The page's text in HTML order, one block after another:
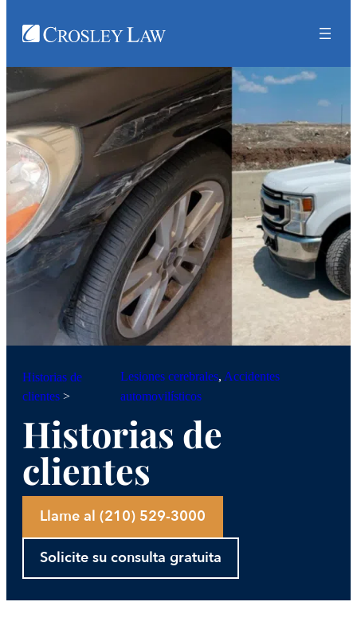
Historias de
clientes >
Lesiones cerebrales, Accidentes
automovilísticos
Historias de
clientes
Llame al (210) 529-3000
Solicite su consulta gratuita